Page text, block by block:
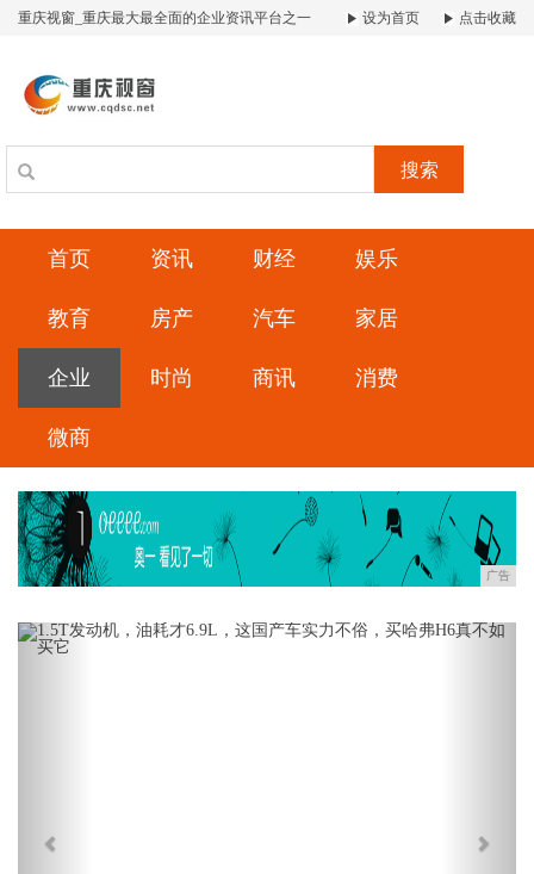
重庆视窗_重庆最大最全面的企业资讯平台之一 设为首页 点击收藏
搜索
首页 资讯 财经 娱乐
教育 房产 汽车 家居
企业 时尚 商讯 消费
微商
广告
Previous Next